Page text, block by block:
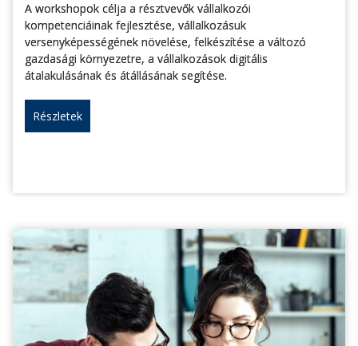
A workshopok célja a résztvevők vállalkozói
kompetenciáinak fejlesztése, vállalkozásuk
versenyképességének növelése, felkészítése a változó
gazdasági környezetre, a vállalkozások digitális
átalakulásának és átállásának segítése.
Részletek